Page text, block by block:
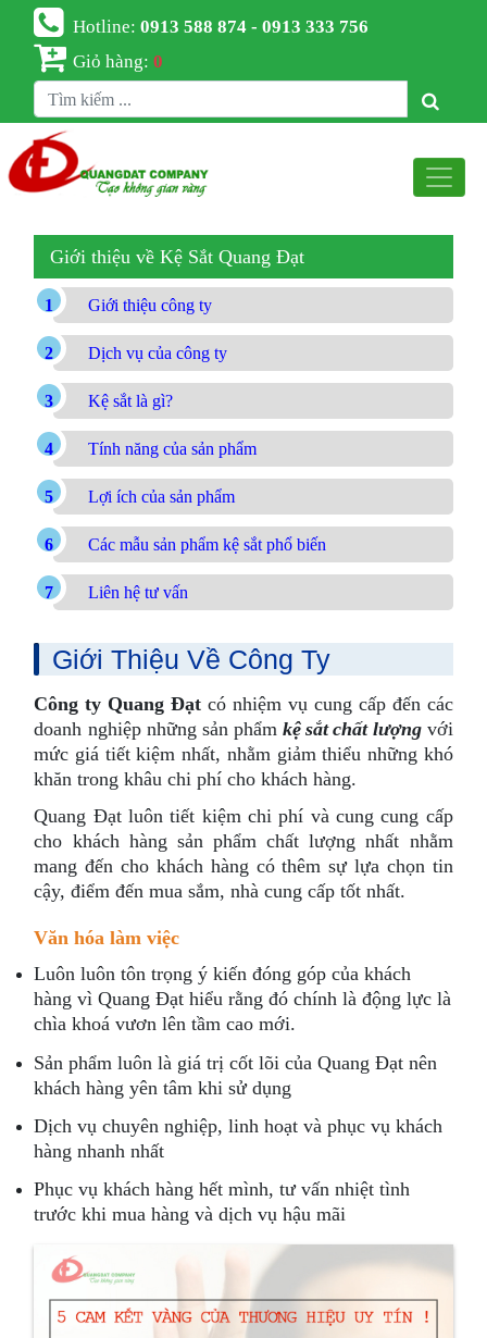
Hotline:0913 588 874 - 0913 333 756
Giỏ hàng:0
Giới thiệu về Kệ Sắt Quang Đạt
Giới thiệu công ty
Dịch vụ của công ty
Kệ sắt là gì?
Tính năng của sản phẩm
Lợi ích của sản phẩm
Các mẫu sản phẩm kệ sắt phổ biến
Liên hệ tư vấn
Giới Thiệu Về Công Ty
Công ty Quang Đạt có nhiệm vụ cung cấp đến các
doanh nghiệp những sản phẩm kệ sắt chất lượngvới
mức giá tiết kiệm nhất, nhằm giảm thiểu những khó
khăn trong khâu chi phí cho khách hàng.
Quang Đạt luôn tiết kiệm chi phí và cung cung cấp
cho khách hàng sản phẩm chất lượng nhất nhằm
mang đến cho khách hàng có thêm sự lựa chọn tin
cậy, điểm đến mua sắm, nhà cung cấp tốt nhất.
Văn hóa làm việc
Luôn luôn tôn trọng ý kiến đóng góp của khách
hàng vì Quang Đạt hiểu rằng đó chính là động lực là
chìa khoá vươn lên tầm cao mới.
Sản phẩm luôn là giá trị cốt lõi của Quang Đạt nên
khách hàng yên tâm khi sử dụng
Dịch vụ chuyên nghiệp, linh hoạt và phục vụ khách
hàng nhanh nhất
Phục vụ khách hàng hết mình, tư vấn nhiệt tình
trước khi mua hàng và dịch vụ hậu mãi